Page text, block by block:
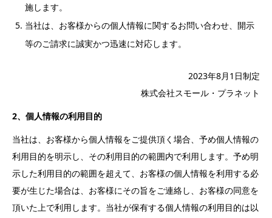
施します。
当社は、お客様からの個人情報に関するお問い合わせ、開示
等のご請求に誠実かつ迅速に対応します。
2023年8月1日制定
株式会社スモール・プラネット
2、個人情報の利用目的
当社は、お客様から個人情報をご提供頂く場合、予め個人情報の
利用目的を明示し、その利用目的の範囲内で利用します。予め明
示した利用目的の範囲を超えて、お客様の個人情報を利用する必
要が生じた場合は、お客様にその旨をご連絡し、お客様の同意を
頂いた上で利用します。当社が保有する個人情報の利用目的は以